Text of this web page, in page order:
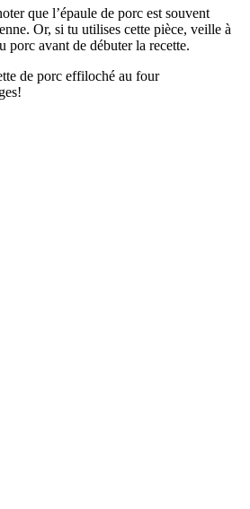
que l’épaule de porc est souvent
Or, si tu utilises cette pièce, veille à
porc avant de débuter la recette.